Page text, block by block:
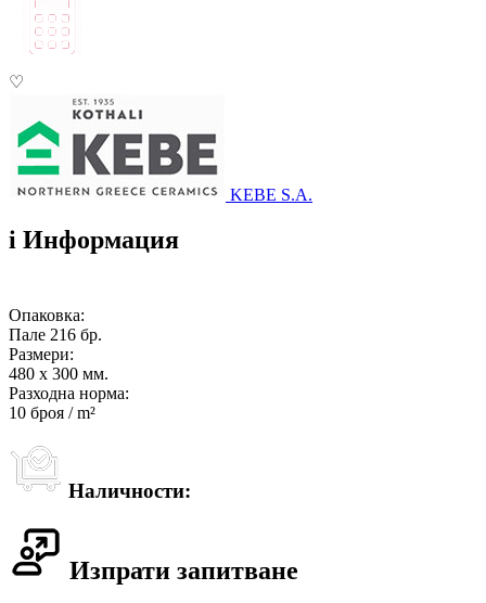
♡
KEBE S.A.
i Информация
Опаковка:
Пале 216 бр.
Размери:
480 x 300 мм.
Разходна норма:
10 броя / m²
Наличности:
Изпрати запитване